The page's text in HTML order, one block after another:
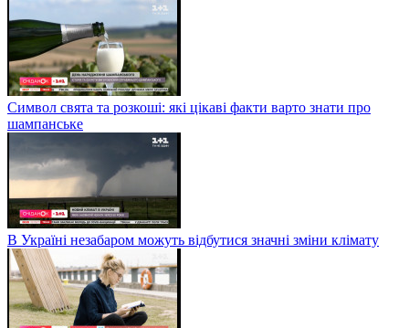
Символ свята та розкоші: які цікаві факти варто знати про
шампанське
В Україні незабаром можуть відбутися значні зміни клімату